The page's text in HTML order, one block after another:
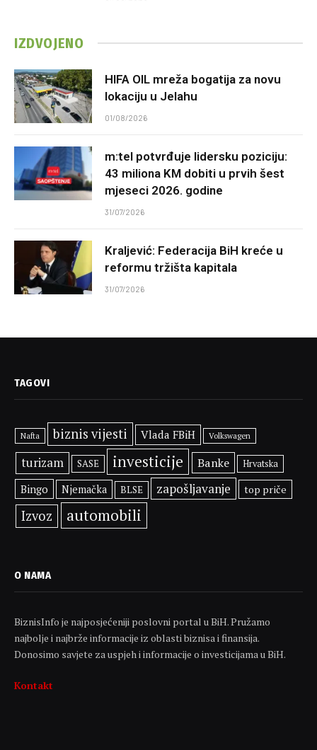
IZDVOJENO
HIFA OIL mreža bogatija za novu
lokaciju u Jelahu
01/08/2026
m:tel potvrđuje lidersku poziciju:
43 miliona KM dobiti u prvih šest
mjeseci 2026. godine
31/07/2026
Kraljević: Federacija BiH kreće u
reformu tržišta kapitala
31/07/2026
TAGOVI
Nafta biznis vijesti Vlada FBiH Volkswagen
turizam SASE investicije Banke Hrvatska
Bingo Njemačka BLSE zapošljavanje top priče
Izvoz automobili
O NAMA
BiznisInfo je najposjećeniji poslovni portal u BiH. Pružamo
najbolje i najbrže informacije iz oblasti biznisa i finansija.
Donosimo savjete za uspjeh i informacije o investicijama u BiH.
Kontakt